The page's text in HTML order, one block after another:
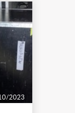
2023